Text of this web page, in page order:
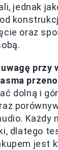
jednak
oraz
przy
dolną i
Każdy
dlatego
jest